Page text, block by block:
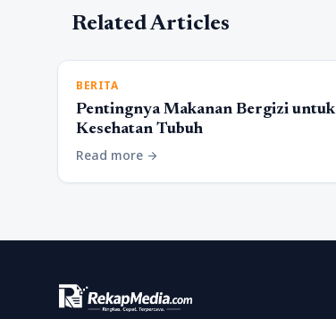
Related Articles
BERITA
Pentingnya Makanan Bergizi untuk
Kesehatan Tubuh
Read more arrow_forward